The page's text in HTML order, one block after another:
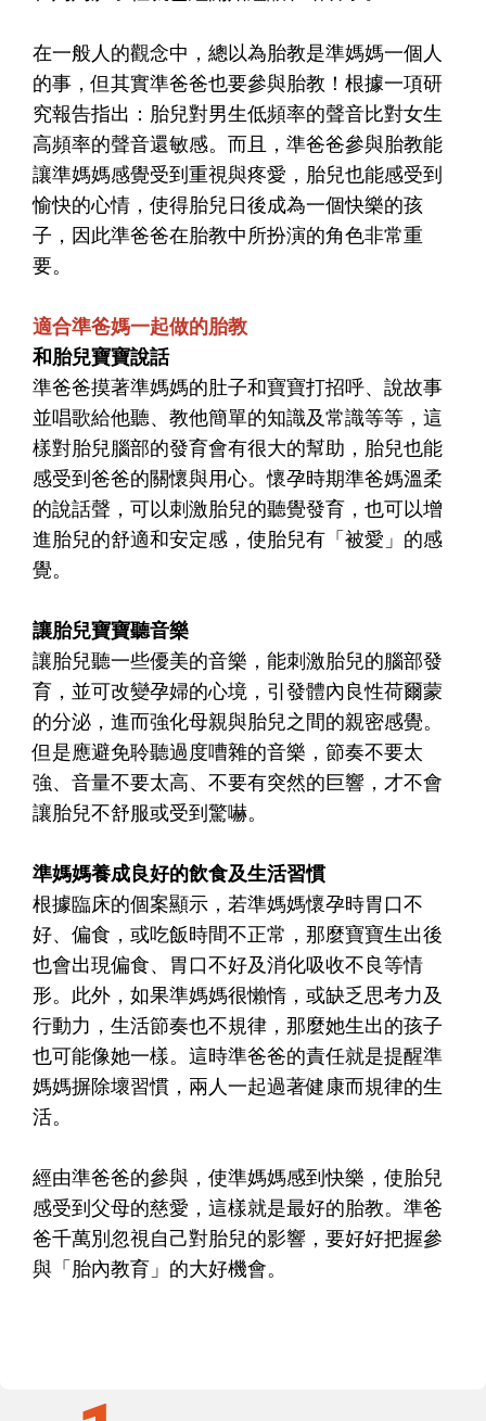
在一般人的觀念中，總以為胎教是準媽媽一個人
的事，但其實準爸爸也要參與胎教！根據一項研
究報告指出：胎兒對男生低頻率的聲音比對女生
高頻率的聲音還敏感。而且，準爸爸參與胎教能
讓準媽媽感覺受到重視與疼愛，胎兒也能感受到
愉快的心情，使得胎兒日後成為一個快樂的孩
子，因此準爸爸在胎教中所扮演的角色非常重
要。
適合準爸媽一起做的胎教
和胎兒寶寶說話
準爸爸摸著準媽媽的肚子和寶寶打招呼、說故事
並唱歌給他聽、教他簡單的知識及常識等等，這
樣對胎兒腦部的發育會有很大的幫助，胎兒也能
感受到爸爸的關懷與用心。懷孕時期準爸媽溫柔
的說話聲，可以刺激胎兒的聽覺發育，也可以增
進胎兒的舒適和安定感，使胎兒有「被愛」的感
覺。
讓胎兒寶寶聽音樂
讓胎兒聽一些優美的音樂，能刺激胎兒的腦部發
育，並可改變孕婦的心境，引發體內良性荷爾蒙
的分泌，進而強化母親與胎兒之間的親密感覺。
但是應避免聆聽過度嘈雜的音樂，節奏不要太
強、音量不要太高、不要有突然的巨響，才不會
讓胎兒不舒服或受到驚嚇。
準媽媽養成良好的飲食及生活習慣
根據臨床的個案顯示，若準媽媽懷孕時胃口不
好、偏食，或吃飯時間不正常，那麼寶寶生出後
也會出現偏食、胃口不好及消化吸收不良等情
形。此外，如果準媽媽很懶惰，或缺乏思考力及
行動力，生活節奏也不規律，那麼她生出的孩子
也可能像她一樣。這時準爸爸的責任就是提醒準
媽媽摒除壞習慣，兩人一起過著健康而規律的生
活。
經由準爸爸的參與，使準媽媽感到快樂，使胎兒
感受到父母的慈愛，這樣就是最好的胎教。準爸
爸千萬別忽視自己對胎兒的影響，要好好把握參
與「胎內教育」的大好機會。